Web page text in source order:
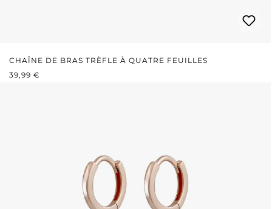
CHAÎNE DE BRAS TRÈFLE À QUATRE FEUILLES
PRIX RÉGULIER :
39,99 €